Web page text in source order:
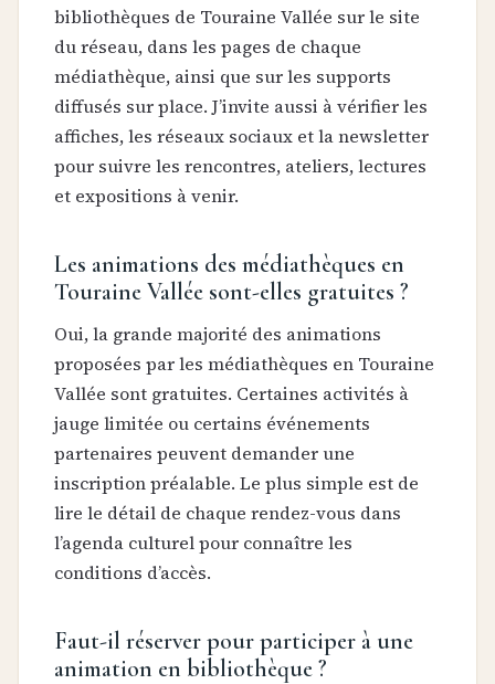
bibliothèques de Touraine Vallée sur le site
du réseau, dans les pages de chaque
médiathèque, ainsi que sur les supports
diffusés sur place. J’invite aussi à vérifier les
affiches, les réseaux sociaux et la newsletter
pour suivre les rencontres, ateliers, lectures
et expositions à venir.
Les animations des médiathèques en
Touraine Vallée sont-elles gratuites ?
Oui, la grande majorité des animations
proposées par les médiathèques en Touraine
Vallée sont gratuites. Certaines activités à
jauge limitée ou certains événements
partenaires peuvent demander une
inscription préalable. Le plus simple est de
lire le détail de chaque rendez-vous dans
l’agenda culturel pour connaître les
conditions d’accès.
Faut-il réserver pour participer à une
animation en bibliothèque ?